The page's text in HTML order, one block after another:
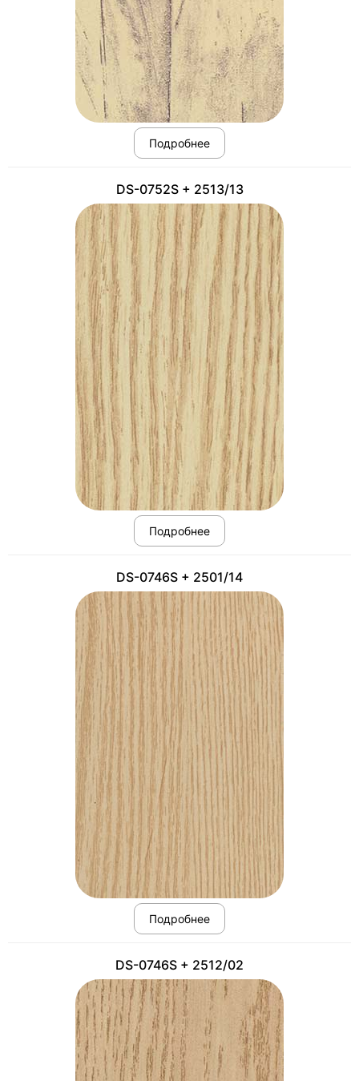
Подробнее
DS-0752S + 2513/13
Подробнее
DS-0746S + 2501/14
Подробнее
DS-0746S + 2512/02